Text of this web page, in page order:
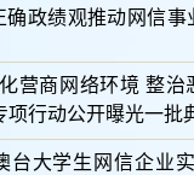
确政绩观推动网信事
营商网络环境 整治
项行动公开曝光一批
台大学生网信企业